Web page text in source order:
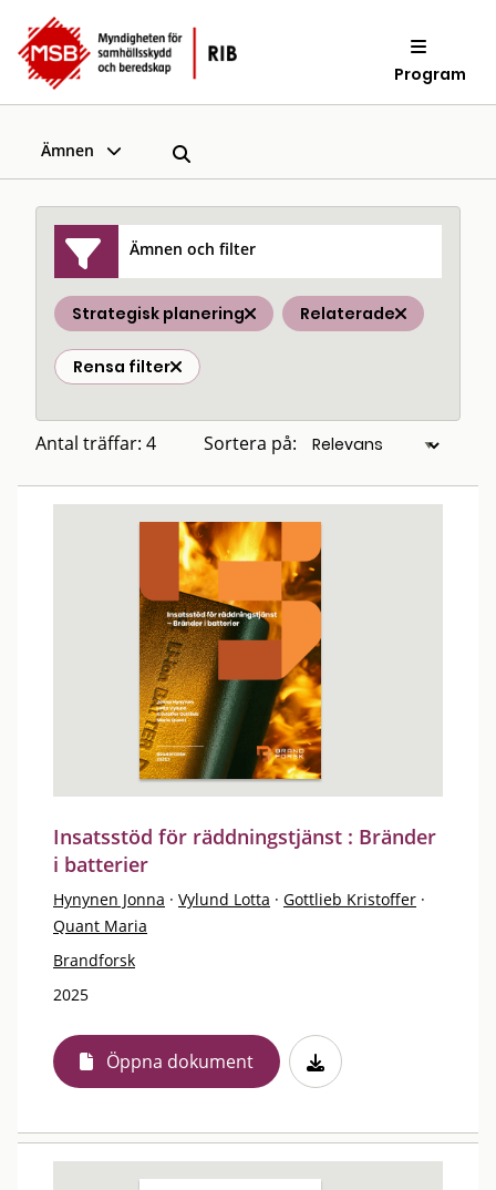
Program
Ämnen
Ämnen och filter
Strategisk planering Relaterade
Rensa filter
Antal träffar: 4 Sortera på:
Insatsstöd för räddningstjänst : Bränder
i batterier
Hynynen Jonna · Vylund Lotta · Gottlieb Kristoffer ·
Quant Maria
Brandforsk
2025
Öppna dokument